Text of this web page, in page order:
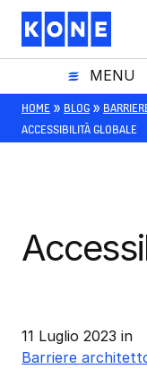
MENU
HOME » BLOG »
ACCESSIBILITÀ GLOBALE
11 Luglio 2023 in
Barriere